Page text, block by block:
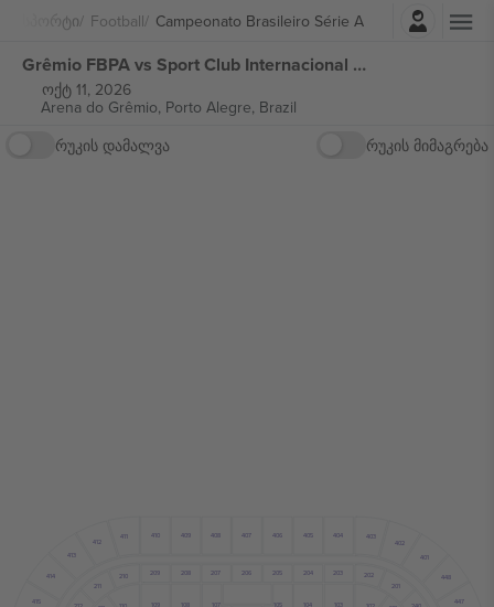
Სპორტი Football Campeonato Brasileiro Série A
შესვლა
Grêmio FBPA vs Sport Club Internacional Campeonato Brasileiro Série A ბილეთი
ოქტ 11, 2026
Arena do Grêmio, Porto Alegre, Brazil
რუკის დამალვა
რუკის მიმაგრება
109 108 107 105 104 103
211
210 209 208 207 206 205 204 203 202
201
413
412
411 410 409 408 407 406 405 404 403
402
401
448
447
415
414